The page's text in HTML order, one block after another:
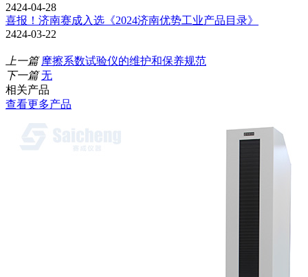
2424-04-28
喜报！济南赛成入选《2024济南优势工业产品目录》
2424-03-22
上一篇 摩擦系数试验仪的维护和保养规范
下一篇 无
相关产品
查看更多产品